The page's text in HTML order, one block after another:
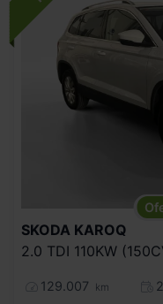
SKODA KAROQ
2.0 TDI 110KW
129.007 km